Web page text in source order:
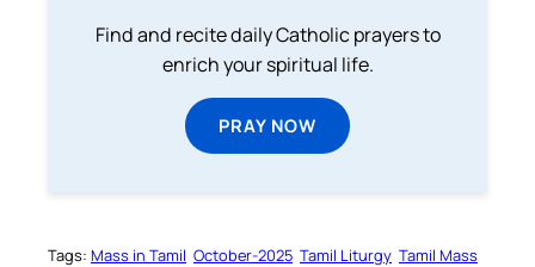
Find and recite daily Catholic prayers to
enrich your spiritual life.
PRAY NOW
Tags: Mass in Tamil October-2025 Tamil Liturgy Tamil Mass